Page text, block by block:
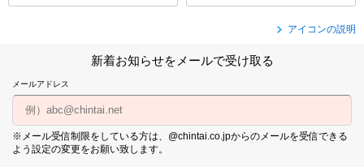
アイコンの説明
新着お知らせをメールで受け取る
メールアドレス
※メール受信制限をしている方は、@chintai.co.jpからのメールを受信できる
よう設定の変更をお願い致します。